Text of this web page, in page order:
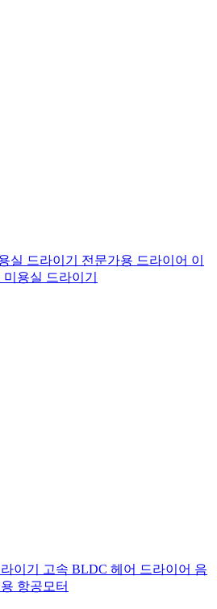
실 드라이기 전문가용 드라이어 이
미용실 드라이기
이기 고속 BLDC 헤어 드라이어 음
항공모터